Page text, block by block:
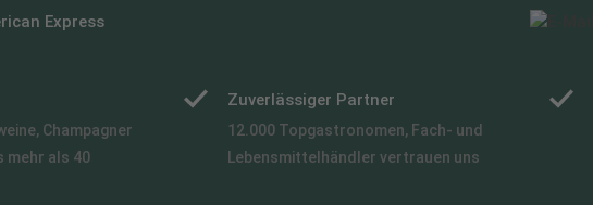
Champagner
mehr als 40
Zuverlässiger Partner
12.000 Topgastronomen, Fach- und
Lebensmittelhändler vertrauen uns